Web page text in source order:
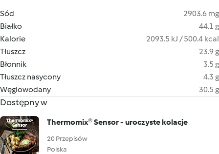
Sód
2903.6 mg
Białko
44.1 g
Kalorie
2093.5 kJ / 500.4 kcal
Tłuszcz
23.9 g
Błonnik
3.5 g
Tłuszcz nasycony
4.3 g
Węglowodany
30.5 g
Dostępny w
Thermomix® Sensor - uroczyste kolacje
20 Przepisów
Polska